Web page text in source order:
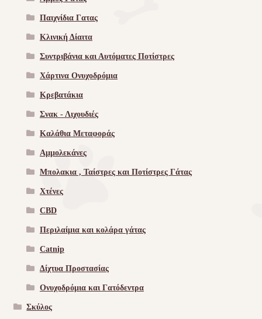
Παιχνίδια Γατας
Κλινική Δίαιτα
Συντριβάνια και Αυτόματες Ποτίστρες
Χάρτινα Ονυχοδρόμια
Κρεβατάκια
Σνακ - Λιχουδιές
Καλάθια Μεταφοράς
Αμμολεκάνες
Μπολακια , Ταίστρες και Ποτίστρες Γάτας
Χτένες
CBD
Περιλαίμια και κολάρα γάτας
Catnip
Δίχτυα Προστασίας
Ονυχοδρόμια και Γατόδεντρα
Σκύλος